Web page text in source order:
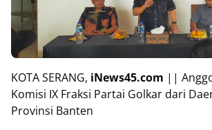
KOTA SERANG, iNews45.com ||
Komisi IX Fraksi Partai Golkar dari
Provinsi Banten